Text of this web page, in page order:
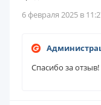
6 февраля 2025 в
Спасибо за отзыв!